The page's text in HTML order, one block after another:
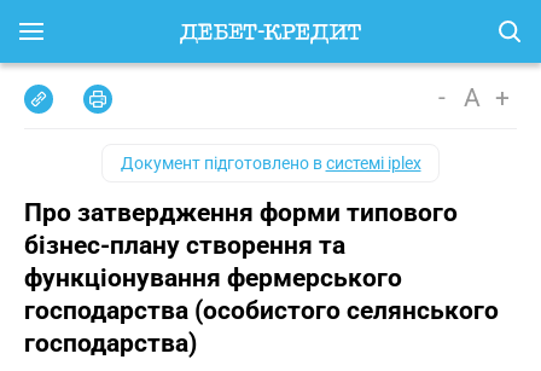
- A +
Документ підготовлено всистемі iplex
Про затвердження форми типового
бізнес-плану створення та
функціонування фермерського
господарства (особистого селянського
господарства)